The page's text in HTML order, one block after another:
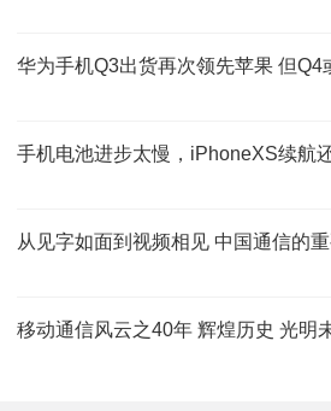
华为手机Q3出货再次领先苹果 但Q4
手机电池进步太慢，iPhoneXS续航
从见字如面到视频相见 中国通信的
移动通信风云之40年 辉煌历史 光明